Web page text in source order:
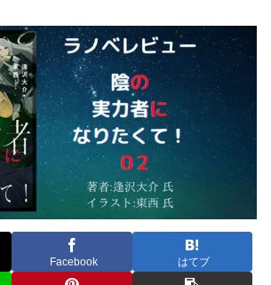
Facebook はてブ